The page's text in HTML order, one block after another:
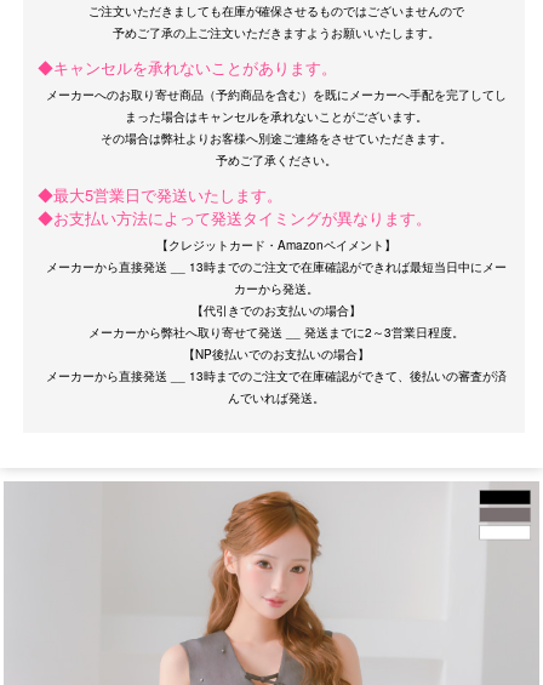
OriginalBrand
ご注文いただきましても在庫が確保させるものではございませんので
◆キャンセルを承れないことがあります。
メーカーへのお取り寄せ商品（予約商品を含む）を既にメーカーへ手配を完了してし
まった場合はキャンセルを承れないことがございます。
その場合は弊社よりお客様へ別途ご連絡をさせていただきます。
◆最大5営業日で発送いたします。
◆お支払い方法によって発送タイミングが異なります。
【クレジットカード・Amazonペイメント】
メーカーから直接発送 __ 13時までのご注文で在庫確認ができれば最短当日中にメー
カーから発送。
【代引きでのお支払いの場合】
メーカーから弊社へ取り寄せて発送 __ 発送までに2～3営業日程度。
【NP後払いでのお支払いの場合】
メーカーから直接発送 __ 13時までのご注文で在庫確認ができて、後払いの審査が済